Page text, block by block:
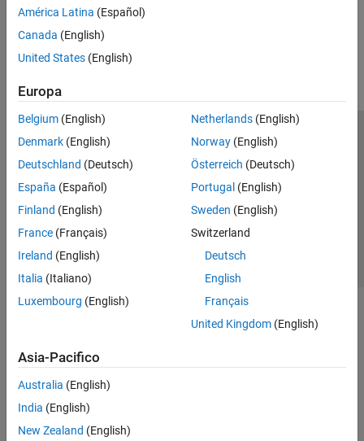
América Latina (Español)
Canada (English)
United States (English)
Europa
Belgium (English)
Denmark (English)
Deutschland (Deutsch)
España (Español)
Finland (English)
France (Français)
Ireland (English)
Italia (Italiano)
Luxembourg (English)
Netherlands(English)
Norway(English)
Österreich (Deutsch)
Portugal (English)
Sweden (English)
Switzerland
Deutsch
English
Français
United Kingdom(English)
Asia-Pacifico
Australia (English)
India (English)
New Zealand (English)
Centro di fiducia
Informativa sulla privacy
Antipirateria
Stato dell'applicazione
Contatti
© 1994-2026 The MathWorks, Inc.